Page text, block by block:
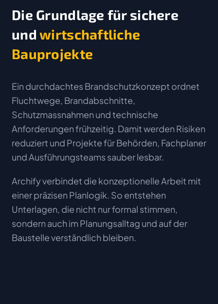
Die Grundlage für sichere
undwirtschaftliche
Bauprojekte
Ein durchdachtes Brandschutzkonzept ordnet
Fluchtwege, Brandabschnitte,
Schutzmassnahmen und technische
Anforderungen frühzeitig. Damit werden Risiken
reduziert und Projekte für Behörden, Fachplaner
und Ausführungsteams sauber lesbar.
Archify verbindet die konzeptionelle Arbeit mit
einer präzisen Planlogik. So entstehen
Unterlagen, die nicht nur formal stimmen,
sondern auch im Planungsalltag und auf der
Baustelle verständlich bleiben.